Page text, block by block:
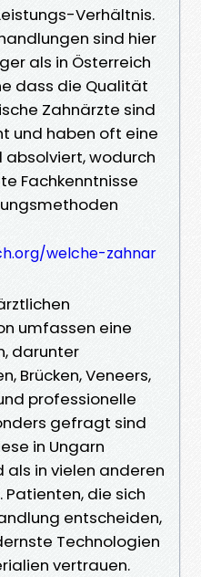
Verhältnis.
sind hier
als in Österreich
dass die Qualität
Zahnärzte sind
und haben oft eine
absolviert, wodurch
Fachkenntnisse
welche-zahnar
umfassen eine
darunter
Brücken, Veneers,
professionelle
gefragt sind
in Ungarn
in vielen anderen
Patienten, die sich
entscheiden,
Technologien
vertrauen.